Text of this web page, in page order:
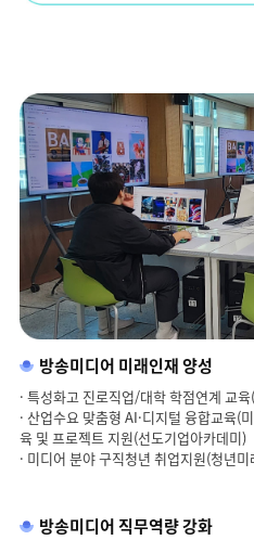
방송미디어 미래인재 양성
· 특성화고 진로직업/대학 학점연계 교
· 산업수요 맞춤형 AI·디지털 융합교육(
육 및 프로젝트 지원(선도기업아카데미)
· 미디어 분야 구직청년 취업지원(청년
방송미디어 직무역량 강화